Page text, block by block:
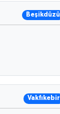
Beşikdüzü
Vakfıkebir